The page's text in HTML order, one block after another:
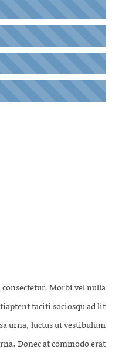
Morbi vel nulla
taciti sociosqu ad lit
urna, luctus ut vestibulum
Donec at commodo erat.